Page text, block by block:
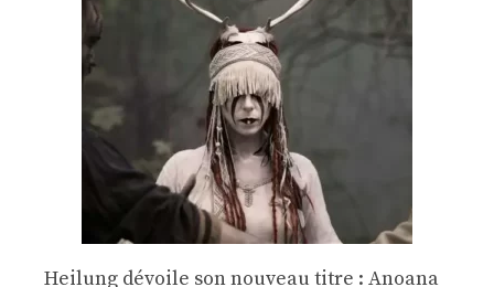
Heilung dévoile son nouveau titre : Anoana